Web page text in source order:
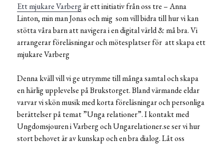
Ett mjukare Varbergär ett initiativ från oss tre – Anna
Linton, min man Jonas och mig som vill bidra till hur vi kan
stötta våra barn att navigera i en digital värld & må bra. Vi
arrangerar föreläsningar och mötesplatser för att skapa ett
mjukare Varberg
Denna kväll vill vi ge utrymme till många samtal och skapa
en härlig upplevelse på Brukstorget. Bland värmande eldar
varvar vi skön musik med korta föreläsningar och personliga
berättelser på temat ”Unga relationer”. I kontakt med
Ungdomsjouren i Varberg och Ungarelationer.se ser vi hur
stort behovet är av kunskap och en bra dialog. Låt oss